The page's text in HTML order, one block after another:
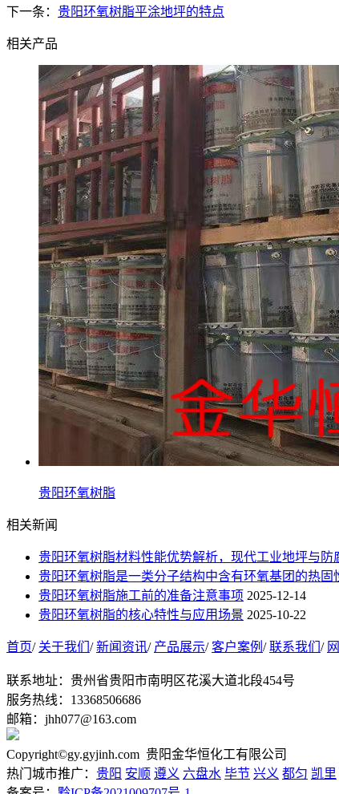
下一条： 贵阳环氧树脂平涂地坪的特点
相关产品
贵阳环氧树脂
相关新闻
贵阳环氧树脂材料性能优势解析，现代工业地坪与防
贵阳环氧树脂是一类分子结构中含有环氧基团的热固
贵阳环氧树脂施工前的准备注意事项 2025-12-14
贵阳环氧树脂的核心特性与应用场景 2025-10-22
首页/ 关于我们 / 新闻资讯/ 产品展示/ 客户案例 / 联系我们 /
联系地址：贵州省贵阳市南明区花溪大道北段454号
服务热线：13368506686
邮箱：jhh077@163.com
Copyright©gy.gyjinh.com 贵阳金华恒化工有限公司
热门城市推广： 贵阳 安顺 遵义 六盘水 毕节 兴义 都匀 凯里